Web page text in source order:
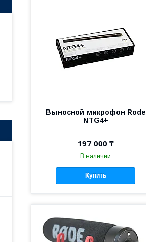
Выносной микрофон Rode
NTG4+
197 000 ₸
В наличии
Купить